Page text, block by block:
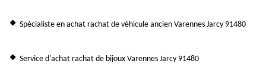
Spécialiste en achat rachat de véhicule ancien Varennes Jarcy 91480
Service d'achat rachat de bijoux Varennes Jarcy 91480